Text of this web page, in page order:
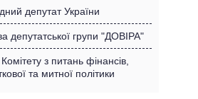
ОФІС
ВІДЕО
ПІДТРИМАТИ
ПОЛІТИКІВ
депутат України
депутатської групи "ДОВІРА"
з питань фінансів,
та митної політики